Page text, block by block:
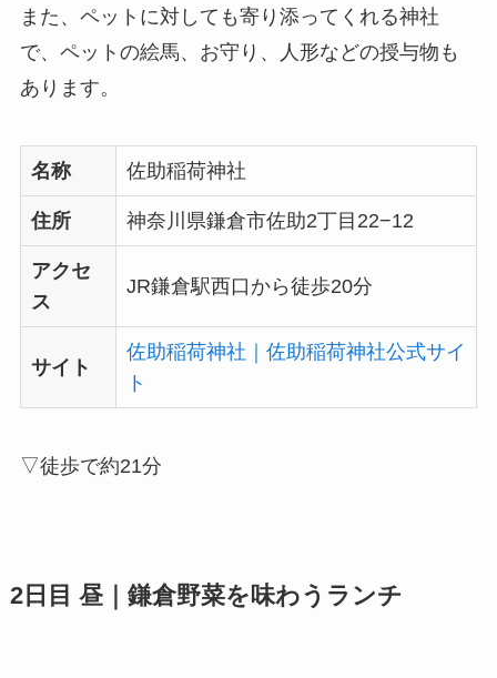
また、ペットに対しても寄り添ってくれる神社
で、ペットの絵馬、お守り、人形などの授与物も
あります。
名称 佐助稲荷神社
住所 神奈川県鎌倉市佐助2丁目22−12
アクセ
ス
JR鎌倉駅西口から徒歩20分
サイト
佐助稲荷神社｜佐助稲荷神社公式サイ
ト
▽徒歩で約21分
2日目 昼｜鎌倉野菜を味わうランチ